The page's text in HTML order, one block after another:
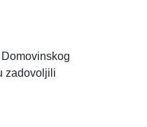
zadovoljili